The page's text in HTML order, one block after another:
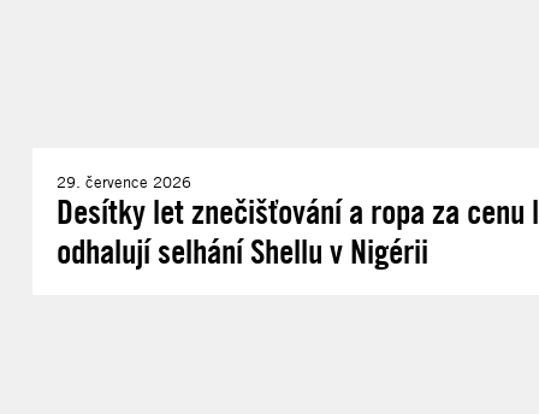
29. července 2026
Desítky let znečišťování a ropa za cenu
odhalují selhání Shellu v Nigérii